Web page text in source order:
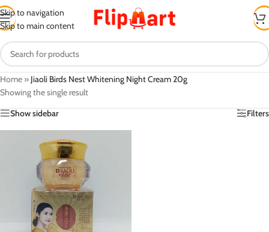
Skip to navigation
Skip to main content
Home » Jiaoli Birds Nest Whitening Night Cream 20g
Showing the single result
Show sidebar
Filters